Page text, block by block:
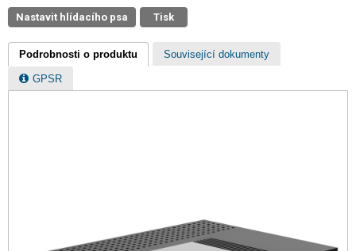
Nastavit hlídacího psa Tisk
Podrobnosti o produktu Související dokumenty
GPSR